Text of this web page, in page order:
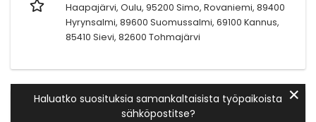
Haapajärvi, Oulu, 95200 Simo, Rovaniemi, 89400
Hyrynsalmi, 89600 Suomussalmi, 69100 Kannus,
85410 Sievi, 82600 Tohmajärvi
Haluatko suosituksia samankaltaisista työpaikoista
sähköpostitse?
✕